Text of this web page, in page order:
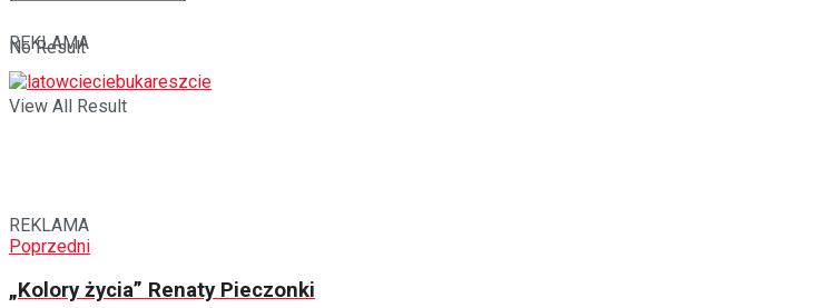
No Result
View All Result
REKLAMA
REKLAMA
Poprzedni
„Kolory życia” Renaty Pieczonki